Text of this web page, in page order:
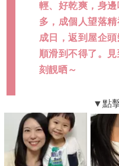
輕、好乾爽，身
多，成個人望落
成日，返到屋企頭
順滑到不得了。
刻靚晒～